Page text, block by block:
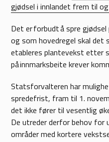
gjødsel i innlandet frem til
Det er forbudt å spre
og som hovedregel skal det
etableres plantevekst etter
på innmarksbeite krever
Statsforvalteren har
spredefrist, fram til 1.
det ikke fører til vesentlig
De utreder derfor behov
områder med kortere